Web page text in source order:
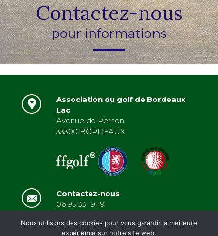
Contactez-nous
pour informations
Association du golf de Bordeaux
Lac
Avenue de Pernon
33300 BORDEAUX
Contactez-nous
06 95 33 19 19
Nous utilisons des cookies pour vous garantir la meilleure
expérience sur notre site web.